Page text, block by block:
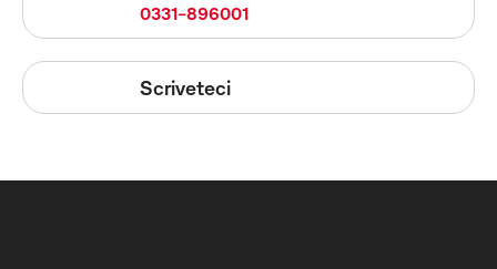
0331-896001
Scriveteci